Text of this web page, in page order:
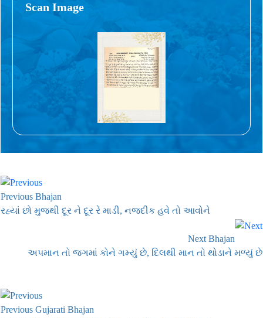
Scan Image
Previous Bhajan
રહ્યાં છો મુજથી દૂર ને દૂર રે માડી, નજદીક હવે તો આવોને
Next Bhajan
અપમાન તો જગમાં કોને ગમ્યું છે, દિલથી માન તો થોડાને મળ્યું છે
Previous Gujarati Bhajan